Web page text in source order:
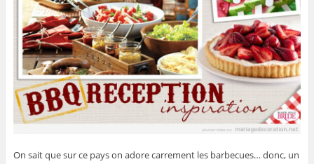
On sait que sur ce pays on adore carrement les barbecues… donc, un